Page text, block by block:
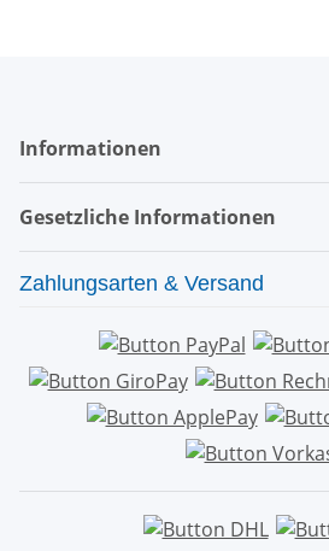
Informationen
Gesetzliche Informationen
Zahlungsarten & Versand